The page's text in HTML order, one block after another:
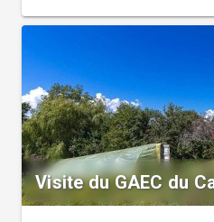
Visite du GAEC du